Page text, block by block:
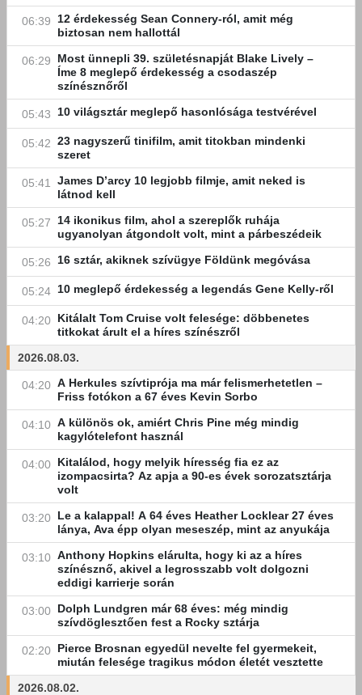
06:39
12 érdekesség Sean Connery-ról, amit még
biztosan nem hallottál
06:29
Most ünnepli 39. születésnapját Blake Lively –
Íme 8 meglepő érdekesség a csodaszép
színésznőről
05:43 10 világsztár meglepő hasonlósága testvérével
05:42 23 nagyszerű tinifilm, amit titokban mindenki
szeret
05:41
James D’arcy 10 legjobb filmje, amit neked is
látnod kell
05:27
14 ikonikus film, ahol a szereplők ruhája
ugyanolyan átgondolt volt, mint a párbeszédeik
05:26 16 sztár, akiknek szívügye Földünk megóvása
05:24 10 meglepő érdekesség a legendás Gene Kelly-ről
04:20 Kitálalt Tom Cruise volt felesége: döbbenetes
titkokat árult el a híres színészről
2026.08.03.
04:20 A Herkules szívtiprója ma már felismerhetetlen –
Friss fotókon a 67 éves Kevin Sorbo
04:10 A különös ok, amiért Chris Pine még mindig
kagylótelefont használ
04:00 Kitalálod, hogy melyik híresség fia ez az
izompacsirta? Az apja a 90-es évek sorozatsztárja
volt
03:20 Le a kalappal! A 64 éves Heather Locklear 27 éves
lánya, Ava épp olyan meseszép, mint az anyukája
03:10 Anthony Hopkins elárulta, hogy ki az a híres
színésznő, akivel a legrosszabb volt dolgozni
eddigi karrierje során
03:00 Dolph Lundgren már 68 éves: még mindig
szívdöglesztően fest a Rocky sztárja
02:20 Pierce Brosnan egyedül nevelte fel gyermekeit,
miután felesége tragikus módon életét vesztette
2026.08.02.